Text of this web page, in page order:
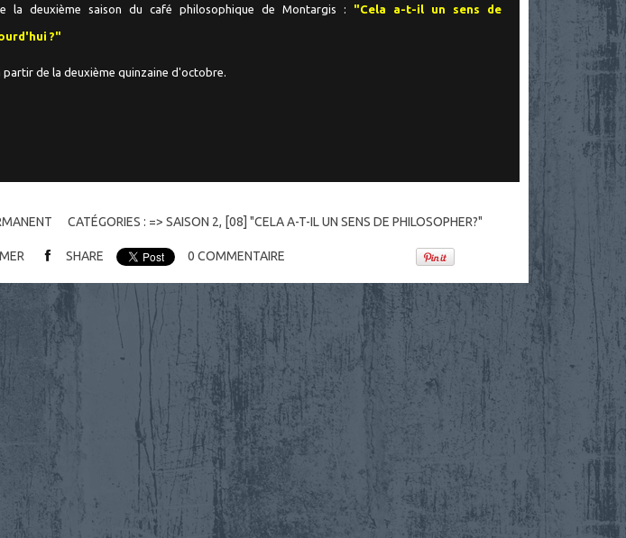
la deuxième saison du café philosophique de Montargis : "Cela a-t-il un sens de
?"
partir de la deuxième quinzaine d'octobre.
CATÉGORIES : => SAISON 2, [08] "CELA A-T-IL UN SENS DE PHILOSOPHER?"
SHARE 0 COMMENTAIRE